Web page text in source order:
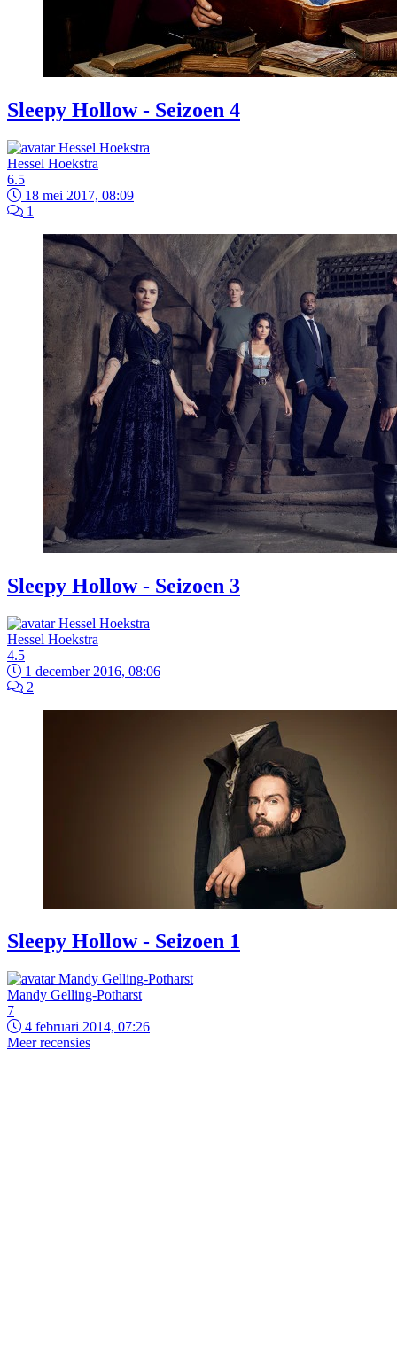
Sleepy Hollow - Seizoen 4
Hessel Hoekstra
6.5
18 mei 2017, 08:09
1
Sleepy Hollow - Seizoen 3
Hessel Hoekstra
4.5
1 december 2016, 08:06
2
Sleepy Hollow - Seizoen 1
Mandy Gelling-Potharst
7
4 februari 2014, 07:26
Meer recensies